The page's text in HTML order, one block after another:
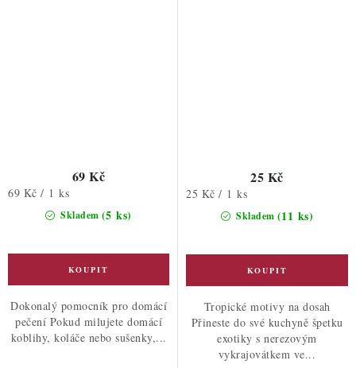
Skladem (5 ks)
69 Kč
Měrná
69 Kč / 1 ks
Dokonalý pomocník pro domácí
pečení Pokud milujete domácí
koblihy, koláče nebo sušenky,...
Skladem (11 ks)
25 Kč
Měrná
25 Kč / 1 ks
Tropické motivy na dosah
Přineste do své kuchyně špetku
exotiky s nerezovým
vykrajovátkem ve...